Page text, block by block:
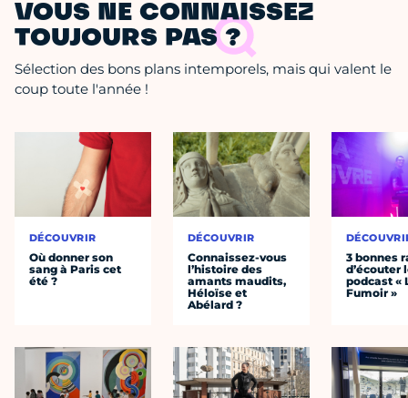
VOUS NE CONNAISSEZ
TOUJOURS PAS ?
Sélection des bons plans intemporels, mais qui valent le
coup toute l'année !
DÉCOUVRIR
Où donner son
sang à Paris cet
été ?
DÉCOUVRIR
Connaissez-vous
l’histoire des
amants maudits,
Héloïse et
Abélard ?
3 bonnes
d’écouter
podcast «
Fumoir »